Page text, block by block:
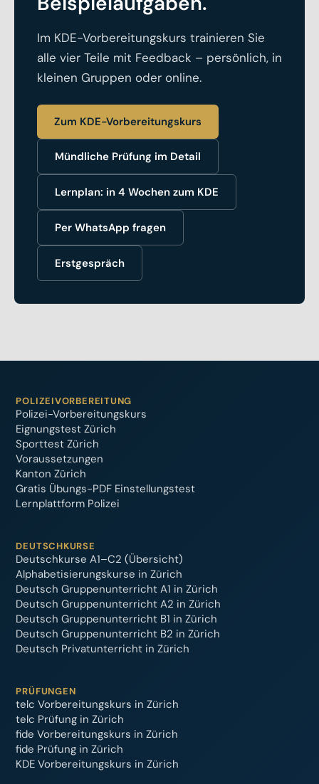
Im KDE-Vorbereitungskurs trainieren Sie
alle vier Teile mit Feedback – persönlich, in
kleinen Gruppen oder online.
Zum KDE-Vorbereitungskurs
Mündliche Prüfung im Detail
Lernplan: in 4 Wochen zum KDE
Per WhatsApp fragen
Erstgespräch
POLIZEIVORBEREITUNG
Polizei-Vorbereitungskurs
Eignungstest Zürich
Sporttest Zürich
Voraussetzungen
Kanton Zürich
Gratis Übungs-PDF Einstellungstest
Lernplattform Polizei
DEUTSCHKURSE
Deutschkurse A1–C2 (Übersicht)
Alphabetisierungskurse in Zürich
Deutsch Gruppenunterricht A1 in Zürich
Deutsch Gruppenunterricht A2 in Zürich
Deutsch Gruppenunterricht B1 in Zürich
Deutsch Gruppenunterricht B2 in Zürich
Deutsch Privatunterricht in Zürich
PRÜFUNGEN
telc Vorbereitungskurs in Zürich
telc Prüfung in Zürich
fide Vorbereitungskurs in Zürich
fide Prüfung in Zürich
KDE Vorbereitungskurs in Zürich